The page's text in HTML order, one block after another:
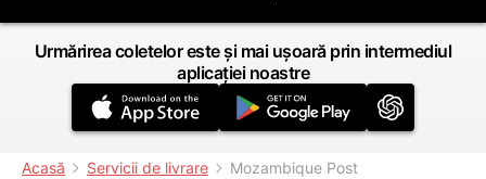
Urmărirea coletelor este și mai ușoară prin intermediul
aplicației noastre
Acasă Servicii de livrare Mozambique Post